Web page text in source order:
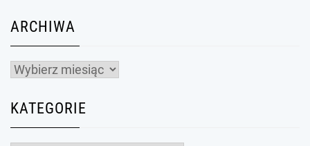
ARCHIWA
Archiwa
KATEGORIE